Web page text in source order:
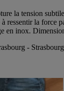
la tension
ressentir la force
en inox.
- Strasbourg